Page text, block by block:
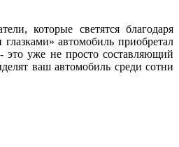
которые светятся благодаря
автомобиль приобретал
это уже не просто составляющий
ваш автомобиль среди сотни